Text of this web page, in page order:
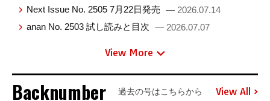
Next Issue No. 2505 7月22日発売 — 2026.07.14
anan No. 2503 試し読みと目次 — 2026.07.07
View More
Backnumber 過去の号はこちらから View All